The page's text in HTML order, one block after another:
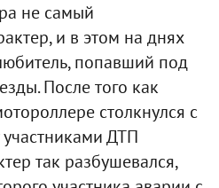
не самый
и в этом на днях
попавший под
После того как
столкнулся с
ДТП
так разбушевался,